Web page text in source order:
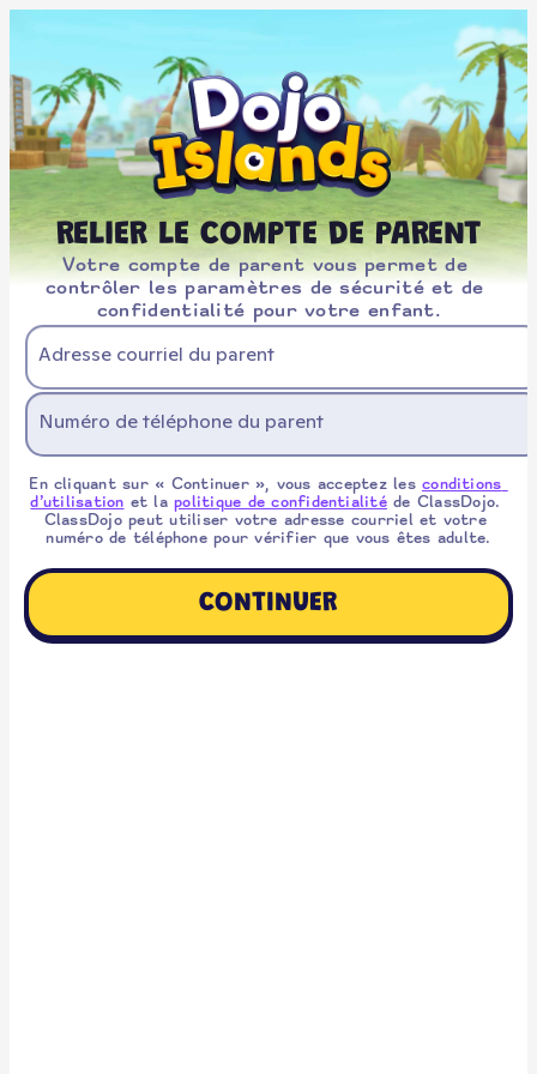
RELIER LE COMPTE DE PARENT
Votre compte de parent vous permet de
contrôler les paramètres de sécurité et de
confidentialité pour votre enfant.
Adresse courriel du parent
Numéro de téléphone du parent
En cliquant sur « Continuer », vous acceptez les conditions
d’utilisation et la politique de confidentialité de ClassDojo.
ClassDojo peut utiliser votre adresse courriel et votre
numéro de téléphone pour vérifier que vous êtes adulte.
CONTINUER